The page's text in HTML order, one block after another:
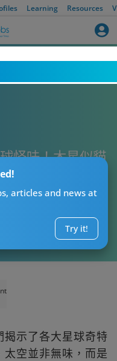
Learning Resources
articles and news at
Try it!
怪味！木星似貓
示了各大星球奇特
空並非無味，而是